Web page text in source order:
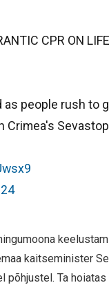
CPR ON
people rush to
kaitseminister
põhjustel. Ta